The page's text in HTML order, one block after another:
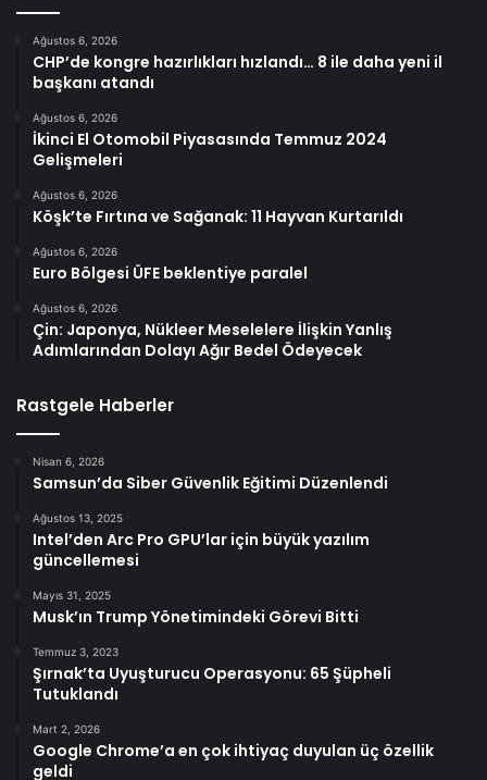
Ağustos 6, 2026
CHP’de kongre hazırlıkları hızlandı… 8 ile daha yeni il
başkanı atandı
Ağustos 6, 2026
İkinci El Otomobil Piyasasında Temmuz 2024
Gelişmeleri
Ağustos 6, 2026
Köşk’te Fırtına ve Sağanak: 11 Hayvan Kurtarıldı
Ağustos 6, 2026
Euro Bölgesi ÜFE beklentiye paralel
Ağustos 6, 2026
Çin: Japonya, Nükleer Meselelere İlişkin Yanlış
Adımlarından Dolayı Ağır Bedel Ödeyecek
Rastgele Haberler
Nisan 6, 2026
Samsun’da Siber Güvenlik Eğitimi Düzenlendi
Ağustos 13, 2025
Intel’den Arc Pro GPU’lar için büyük yazılım
güncellemesi
Mayıs 31, 2025
Musk’ın Trump Yönetimindeki Görevi Bitti
Temmuz 3, 2023
Şırnak’ta Uyuşturucu Operasyonu: 65 Şüpheli
Tutuklandı
Mart 2, 2026
Google Chrome’a en çok ihtiyaç duyulan üç özellik
geldi